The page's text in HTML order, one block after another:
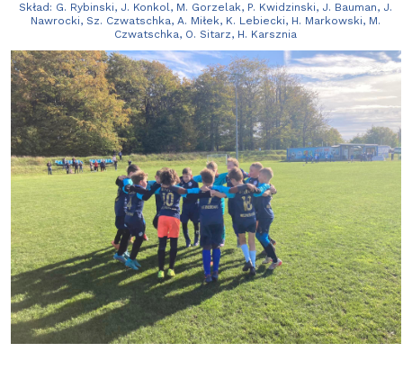
Skład: G. Rybinski, J. Konkol, M. Gorzelak, P. Kwidzinski, J. Bauman, J.
Nawrocki, Sz. Czwatschka, A. Miłek, K. Lebiecki, H. Markowski, M.
Czwatschka, O. Sitarz, H. Karsznia